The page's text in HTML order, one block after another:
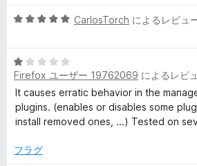
f
i
c
i
価
5
中
5
の
評
価
CarlosTorch によるレビュ
5
段
階
中
1
評
Firefox ユーザー 19762069 によるレビ
It causes erratic behavior in the
plugins. (enables or disables some
install removed ones, ...) Tested on
フラグ